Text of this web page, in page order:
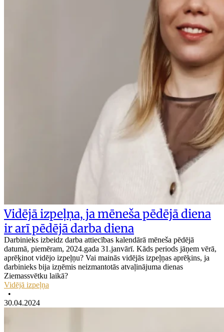
Vidējā izpeļņa, ja mēneša pēdējā diena
ir arī pēdējā darba diena
Darbinieks izbeidz darba attiecības kalendārā mēneša pēdējā
datumā, piemēram, 2024.gada 31.janvārī. Kāds periods jāņem vērā,
aprēķinot vidējo izpeļņu? Vai mainās vidējās izpeļņas aprēķins, ja
darbinieks bija izņēmis neizmantotās atvaļinājuma dienas
Ziemassvētku laikā?
Vidējā izpeļņa
•
30.04.2024